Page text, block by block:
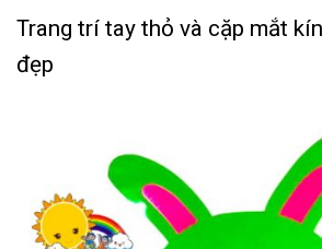
Trang trí tay thỏ và cặp mắt
đẹp